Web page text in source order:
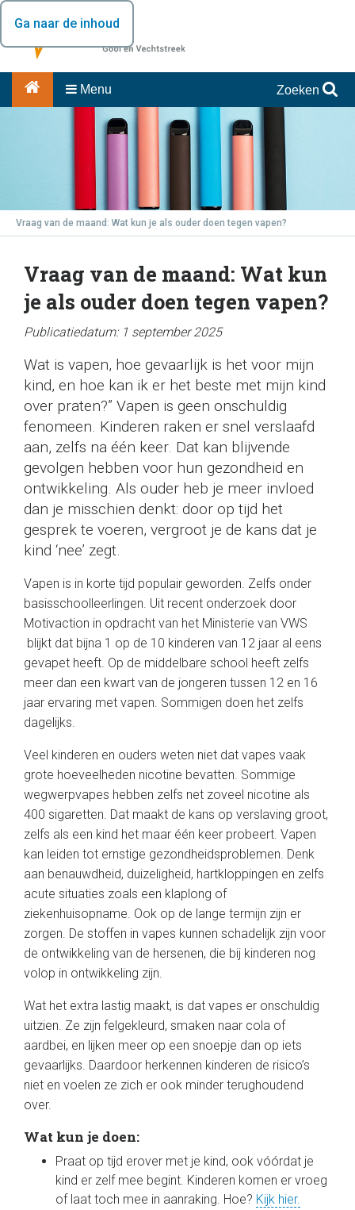
Ga naar de inhoud
Menu Zoeken
Vraag van de maand: Wat kun je als ouder doen tegen vapen?
Vraag van de maand: Wat kun
je als ouder doen tegen vapen?
Publicatiedatum: 1 september 2025
Wat is vapen, hoe gevaarlijk is het voor mijn
kind, en hoe kan ik er het beste met mijn kind
over praten?” Vapen is geen onschuldig
fenomeen. Kinderen raken er snel verslaafd
aan, zelfs na één keer. Dat kan blijvende
gevolgen hebben voor hun gezondheid en
ontwikkeling. Als ouder heb je meer invloed
dan je misschien denkt: door op tijd het
gesprek te voeren, vergroot je de kans dat je
kind ‘nee’ zegt.
Vapen is in korte tijd populair geworden. Zelfs onder
basisschoolleerlingen. Uit recent onderzoek door
Motivaction in opdracht van het Ministerie van VWS
blijkt dat bijna 1 op de 10 kinderen van 12 jaar al eens
gevapet heeft. Op de middelbare school heeft zelfs
meer dan een kwart van de jongeren tussen 12 en 16
jaar ervaring met vapen. Sommigen doen het zelfs
dagelijks.
Veel kinderen en ouders weten niet dat vapes vaak
grote hoeveelheden nicotine bevatten. Sommige
wegwerpvapes hebben zelfs net zoveel nicotine als
400 sigaretten. Dat maakt de kans op verslaving groot,
zelfs als een kind het maar één keer probeert. Vapen
kan leiden tot ernstige gezondheidsproblemen. Denk
aan benauwdheid, duizeligheid, hartkloppingen en zelfs
acute situaties zoals een klaplong of
ziekenhuisopname. Ook op de lange termijn zijn er
zorgen. De stoffen in vapes kunnen schadelijk zijn voor
de ontwikkeling van de hersenen, die bij kinderen nog
volop in ontwikkeling zijn.
Wat het extra lastig maakt, is dat vapes er onschuldig
uitzien. Ze zijn felgekleurd, smaken naar cola of
aardbei, en lijken meer op een snoepje dan op iets
gevaarlijks. Daardoor herkennen kinderen de risico’s
niet en voelen ze zich er ook minder terughoudend
over.
Wat kun je doen:
Praat op tijd erover met je kind, ook vóórdat je
kind er zelf mee begint. Kinderen komen er vroeg
of laat toch mee in aanraking. Hoe? Kijk hier.